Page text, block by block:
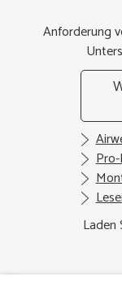
Anforderung
Laden